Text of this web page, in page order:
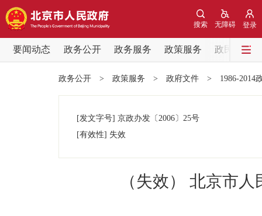
登录
无障碍
搜索
要闻动态 政务公开 政务服务 政策服务
政民互动
党中央精神
政务公开 > 政策服务 > 政府文件 > 1986-2014
[发文字号] 京政办发 〔2006〕 25号
[有效性] 失效
（失效） 北京市